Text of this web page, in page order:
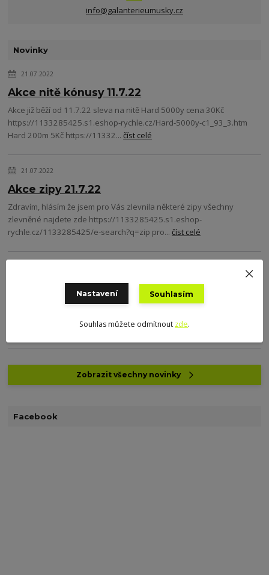
info@galanterieumusky.cz
Novinky
21.07.2022
Akce nitě kónusy 11.7.22
Akce již běží od 11.7.22 sleva na nitě Hard 5000y cena 30Kč
https://1133285425.s1.eshop-rychle.cz/Hard-5000y-c1_93_3.htm
Hard 200m 5Kč https://11332...číst celé
21.07.2022
Akce zipy 21.7.22
Zdravím, hlásím že jsem pro Vás zlevnila některé zipy všechny
zlevněné najdete zde https://1133285425.s1.eshop-
rychle.cz/1133285425/e-search?q=zip pro...číst celé
Předobjednávka Mušelín
Mušelín který je v předobjednávce a je již možno zakoupit krásné
https://www.galan...číst celé
Zobrazit všechny novinky
Facebook
Nastavení Souhlasím
Souhlas můžete odmítnout zde.